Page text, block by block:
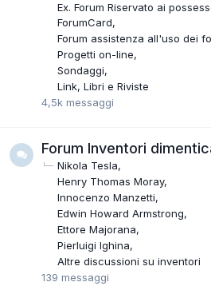
Ex. Forum Riservato ai
ForumCard
Forum assistenza all'uso dei
Progetti on-line
Sondaggi
Link, Libri e Riviste
4,5k messaggi
Forum Inventori
Nikola Tesla
Henry Thomas Moray
Innocenzo Manzetti
Edwin Howard Armstrong
Ettore Majorana
Pierluigi Ighina
Altre discussioni su inventori
139 messaggi